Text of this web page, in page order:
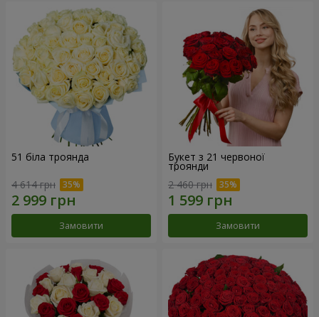
51 біла троянда
4 614 грн
Замовити
Букет з 21 червоної
троянди
2 460 грн
Замовити